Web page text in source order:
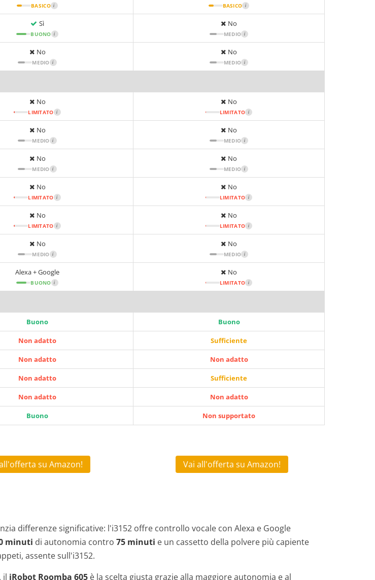
BASICO i BASICO i
Sì
BUONO i
No
MEDIO i
No
MEDIO i
No
MEDIO i
No
LIMITATO i
No
LIMITATO i
No
MEDIO i
No
MEDIO i
No
MEDIO i
No
MEDIO i
No
LIMITATO i
No
LIMITATO i
No
LIMITATO i
No
LIMITATO i
No
MEDIO i
No
MEDIO i
Alexa + Google
BUONO i
No
LIMITATO i
Buono Buono
Non adatto Sufficiente
Non adatto Non adatto
Non adatto Sufficiente
Non adatto Non adatto
Buono Non supportato
su Amazon! Vai all'offerta su Amazon!
differenze significative: l'i3152 offre controllo vocale con Alexa e Google
minuti di autonomia contro 75 minuti e un cassetto della polvere più capiente
assente sull'i3152.
il iRobot Roomba 605 è la scelta giusta grazie alla maggiore autonomia e al